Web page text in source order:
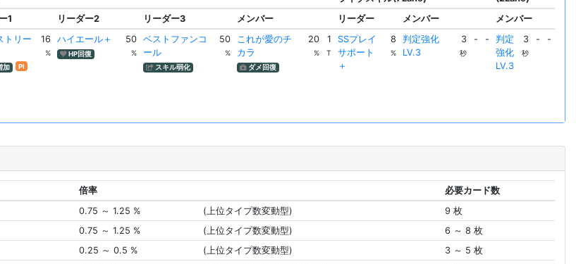
1 リーダー2 リーダー3 メンバー リーダー メンバー
メンバー
トリー
加 Pl
16
%
ハイエール＋
HP回復
50
%
ベストファンコ
ール
スキル弱化
50
%
これが愛のチ
カラ
ダメ回復
20
%
1
T
SSプレイ
サポート
＋
8
%
判定強化
LV.3
3
秒
- -
判定
強化
LV.3
3
秒
- -
倍率
必要カード数
0.75 ～ 1.25 % (上位タイプ数変動型)
9 枚
0.75 ～ 1.25 % (上位タイプ数変動型)
6 ～ 8 枚
0.25 ～ 0.5 % (上位タイプ数変動型)
3 ～ 5 枚